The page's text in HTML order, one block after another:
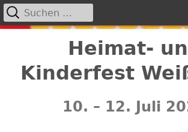
Inhalt
Heimat-
Kinderfest
10. – 12. Juli
Primäres
Suchen
nach: